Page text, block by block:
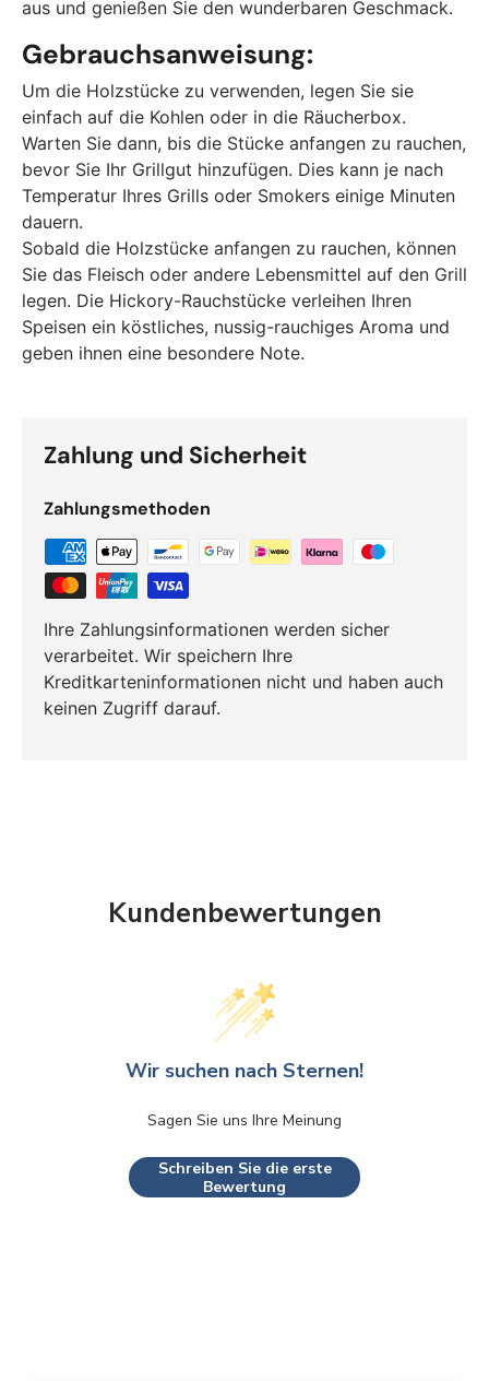
aus und genießen Sie den wunderbaren Geschmack.
Gebrauchsanweisung:
Um die Holzstücke zu verwenden, legen Sie sie
einfach auf die Kohlen oder in die Räucherbox.
Warten Sie dann, bis die Stücke anfangen zu rauchen,
bevor Sie Ihr Grillgut hinzufügen. Dies kann je nach
Temperatur Ihres Grills oder Smokers einige Minuten
dauern.
Sobald die Holzstücke anfangen zu rauchen, können
Sie das Fleisch oder andere Lebensmittel auf den Grill
legen. Die Hickory-Rauchstücke verleihen Ihren
Speisen ein köstliches, nussig-rauchiges Aroma und
geben ihnen eine besondere Note.
Zahlung und Sicherheit
Zahlungsmethoden
Ihre Zahlungsinformationen werden sicher
verarbeitet. Wir speichern Ihre
Kreditkarteninformationen nicht und haben auch
keinen Zugriff darauf.
Kundenbewertungen
Wir suchen nach Sternen!
Sagen Sie uns Ihre Meinung
Schreiben Sie die erste
Bewertung